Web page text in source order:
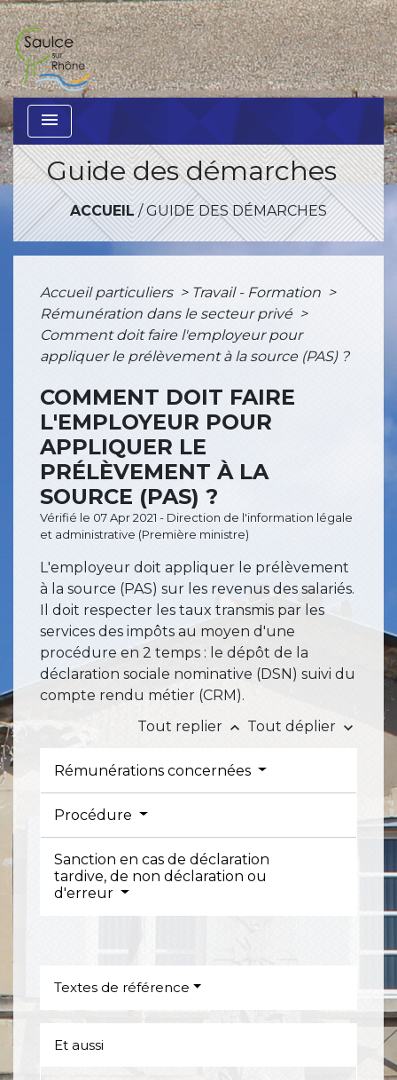
menu
Guide des démarches
ACCUEIL/GUIDE DES DÉMARCHES
Accueil particuliers > Travail - Formation >
Rémunération dans le secteur privé >
Comment doit faire l'employeur pour
appliquer le prélèvement à la source (PAS) ?
COMMENT DOIT FAIRE
L'EMPLOYEUR POUR
APPLIQUER LE
PRÉLÈVEMENT À LA
SOURCE (PAS) ?
Vérifié le 07 Apr 2021 - Direction de l'information légale
et administrative (Première ministre)
L'employeur doit appliquer le prélèvement
à la source (PAS) sur les revenus des salariés.
Il doit respecter les taux transmis par les
services des impôts au moyen d'une
procédure en 2 temps : le dépôt de la
déclaration sociale nominative (DSN) suivi du
compte rendu métier (CRM).
Tout replier keyboard_arrow_up Tout déplier keyboard_arrow_down
Rémunérations concernées
Procédure
Sanction en cas de déclaration
tardive, de non déclaration ou
d'erreur
Textes de référence
Et aussi